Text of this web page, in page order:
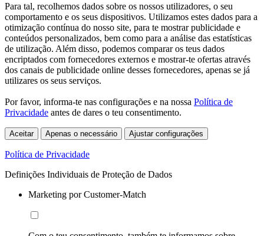
Para tal, recolhemos dados sobre os nossos utilizadores, o seu
comportamento e os seus dispositivos. Utilizamos estes dados para a
otimização contínua do nosso site, para te mostrar publicidade e
conteúdos personalizados, bem como para a análise das estatísticas
de utilização. Além disso, podemos comparar os teus dados
encriptados com fornecedores externos e mostrar-te ofertas através
dos canais de publicidade online desses fornecedores, apenas se já
utilizares os seus serviços.
Por favor, informa-te nas configurações e na nossa Política de
Privacidade antes de dares o teu consentimento.
Aceitar Apenas o necessário Ajustar configurações
Política de Privacidade
Definições Individuais de Proteção de Dados
Marketing por Customer-Match